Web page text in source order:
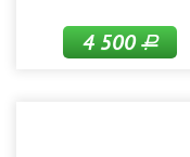
4 500Р